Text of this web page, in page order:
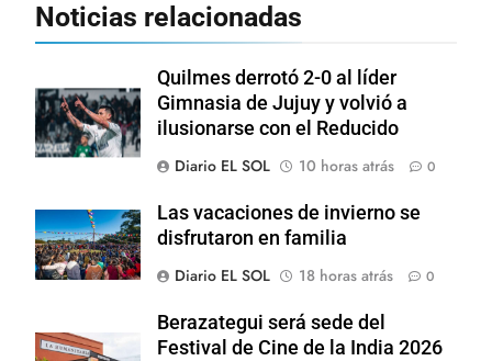
Noticias relacionadas
Quilmes derrotó 2-0 al líder
Gimnasia de Jujuy y volvió a
ilusionarse con el Reducido
Diario EL SOL
10 horas atrás 0
Las vacaciones de invierno se
disfrutaron en familia
Diario EL SOL
18 horas atrás 0
Berazategui será sede del
Festival de Cine de la India 2026